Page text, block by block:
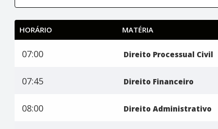
HORÁRIO MATÉRIA
07:00 Direito Processual Civil
07:45 Direito Financeiro
08:00 Direito Administrativo